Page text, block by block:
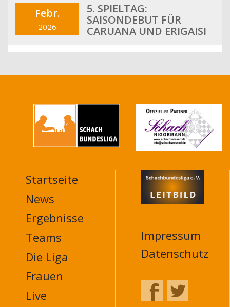
Febr.
2026
5. SPIELTAG:
SAISONDEBUT FÜR
CARUANA UND ERIGAISI
MAIN
NAVIGATION
FOOTER
Startseite
News
Ergebnisse
Teams
Die Liga
Frauen
Live
Impressum
Datenschutz